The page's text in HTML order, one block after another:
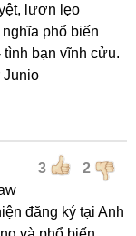
lươn lẹo
phổ biến
tình bạn vĩnh cửu.
Junio
3 2
đăng ký tại Anh